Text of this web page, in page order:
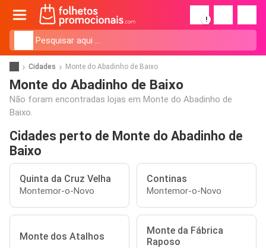
!
Cidades Monte do Abadinho de Baixo
Monte do Abadinho de Baixo
Não foram encontradas lojas em Monte do Abadinho de
Baixo.
Cidades perto de Monte do Abadinho de
Baixo
Quinta da Cruz Velha
Montemor-o-Novo
Continas
Montemor-o-Novo
Monte dos Atalhos
Monte da Fábrica
Raposo